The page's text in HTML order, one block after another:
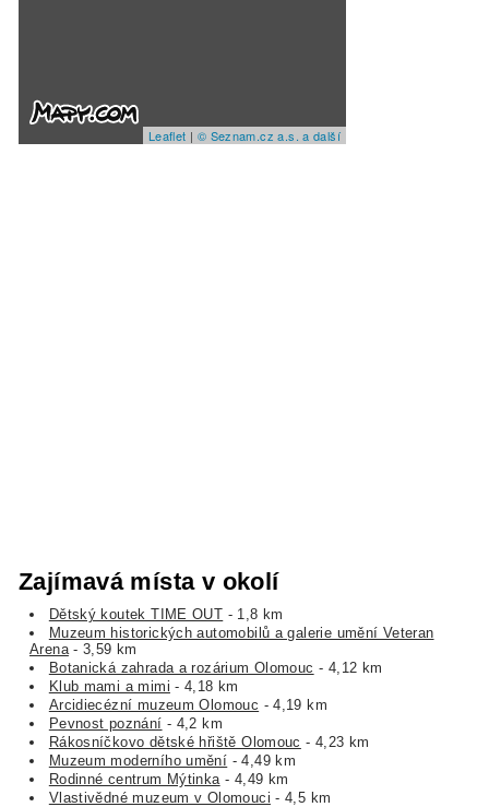
Leaflet | © Seznam.cz a.s. a další
Zajímavá místa v okolí
Dětský koutek TIME OUT - 1,8 km
Muzeum historických automobilů a galerie umění Veteran
Arena- 3,59 km
Botanická zahrada a rozárium Olomouc - 4,12 km
Klub mami a mimi - 4,18 km
Arcidiecézní muzeum Olomouc - 4,19 km
Pevnost poznání - 4,2 km
Rákosníčkovo dětské hřiště Olomouc - 4,23 km
Muzeum moderního umění - 4,49 km
Rodinné centrum Mýtinka - 4,49 km
Vlastivědné muzeum v Olomouci - 4,5 km